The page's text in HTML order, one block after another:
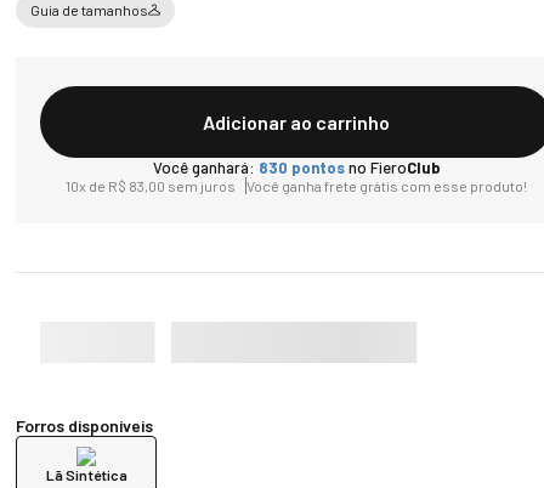
Guia de tamanhos
Adicionar ao carrinho
Você ganhará: 830 pontosno FieroClub
10x de R$ 83,00 sem juros Você ganha frete grátis com esse produto!
Forros disponíveis
Lã Sintética